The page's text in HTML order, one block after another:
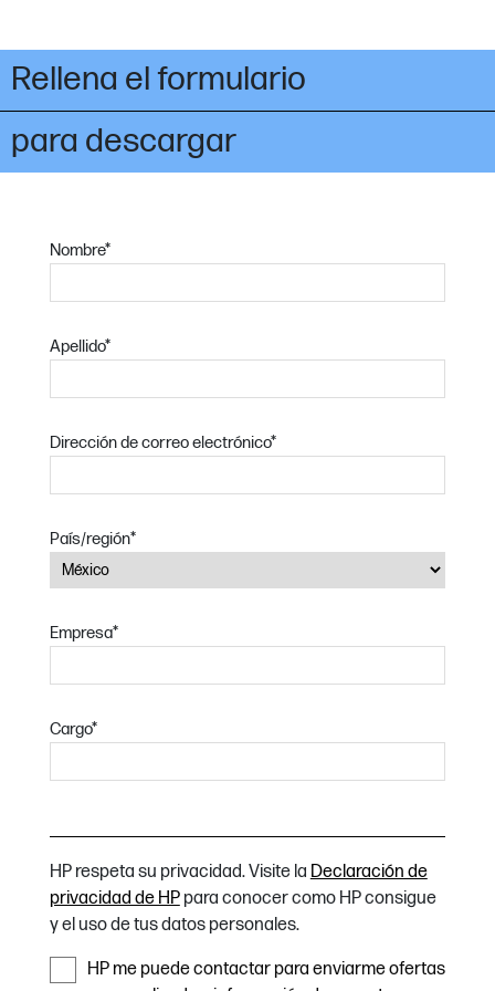
Rellena el formulario
para descargar
Nombre*
Apellido*
Dirección de correo electrónico*
País/región*
Empresa*
Cargo*
HP respeta su privacidad. Visite la Declaración de
privacidad de HPpara conocer como HP consigue
y el uso de tus datos personales.
HP me puede contactar para enviarme ofertas